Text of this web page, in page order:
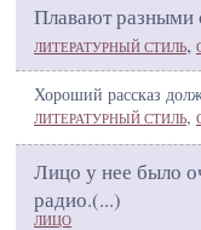
Плавают разными
ЛИТЕРАТУРНЫЙ СТИЛЬ,
Хороший рассказ
ЛИТЕРАТУРНЫЙ СТИЛЬ,
Лицо у нее было
радио.(...)
ЛИЦО